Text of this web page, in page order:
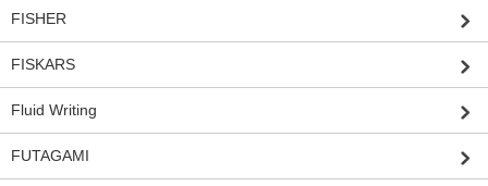
FISHER
FISKARS
Fluid Writing
FUTAGAMI